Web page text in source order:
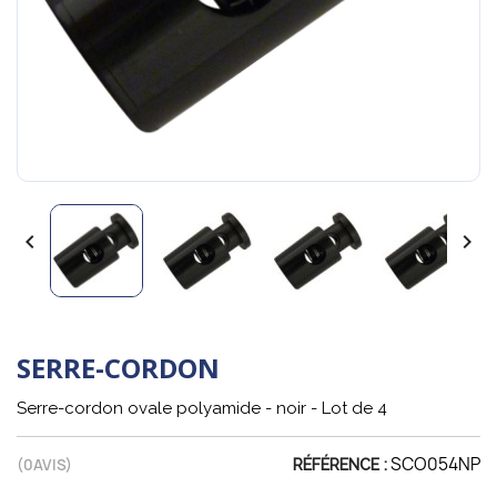
 
SERRE-CORDON
Serre-cordon ovale polyamide - noir - Lot de 4
(0AVIS) RÉFÉRENCE :SCO054NP